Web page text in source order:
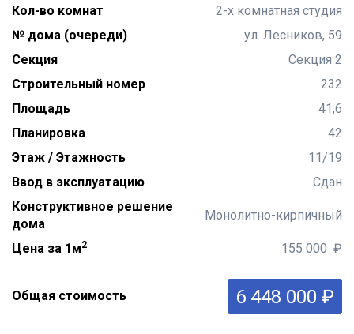
Кол-во комнат
2-х комнатная студия
№ дома (очереди)
ул. Лесников, 59
Секция
Секция 2
Строительный номер
232
Площадь
41,6
Планировка
42
Этаж / Этажность
11/19
Ввод в эксплуатацию
Сдан
Конструктивное решение
дома
Монолитно-кирпичный
Цена за 1м2 155 000 ₽
Общая стоимость 6 448 000 ₽